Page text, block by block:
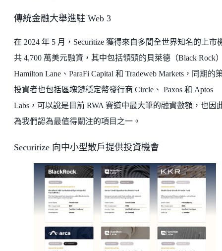
傳統金融大舉進駐 Web 3
在 2024 年 5 月，Securitize 獲得來自多間全世界知名的上市
共 4,700 萬美元融資，其中包括領頭的貝萊德（Black Rock
Hamilton Lane、ParaFi Capital 和 Tradeweb Markets，同期的
投資者也包括區塊鏈穩定幣發行商 Circle、 Paxos 和 Aptos
Labs，可以說是目前 RWA 賽道中最大筆的融資數額，也因
為我們認為最值得關注的項目之一。
Securitize 向中小型散戶提供投資機會